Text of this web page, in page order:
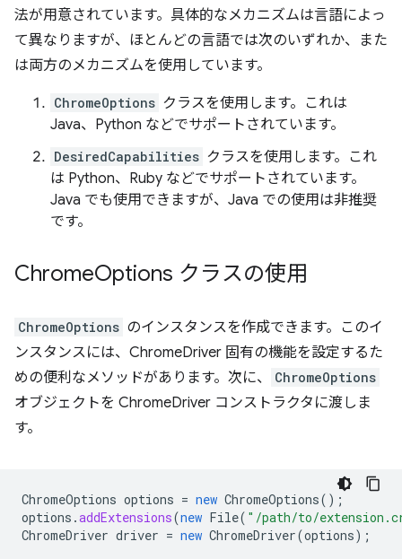
法が用意されています。具体的なメカニズムは言語によっ
て異なりますが、ほとんどの言語では次のいずれか、また
は両方のメカニズムを使用しています。
ChromeOptions クラスを使用します。これは
Java、Python などでサポートされています。
DesiredCapabilities クラスを使用します。これ
は Python、Ruby などでサポートされています。
Java でも使用できますが、Java での使用は非推奨
です。
ChromeOptions クラスの使用
ChromeOptions のインスタンスを作成できます。このイ
ンスタンスには、ChromeDriver 固有の機能を設定するた
めの便利なメソッドがあります。次に、
ChromeOptions
オブジェクトを ChromeDriver コンストラクタに渡しま
す。
ChromeOptions options = new ChromeOptions();
options .addExtensions(new File( "/path/to/
ChromeDriver driver = new ChromeDriver(options);